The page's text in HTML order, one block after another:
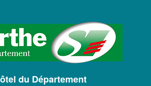
du Département